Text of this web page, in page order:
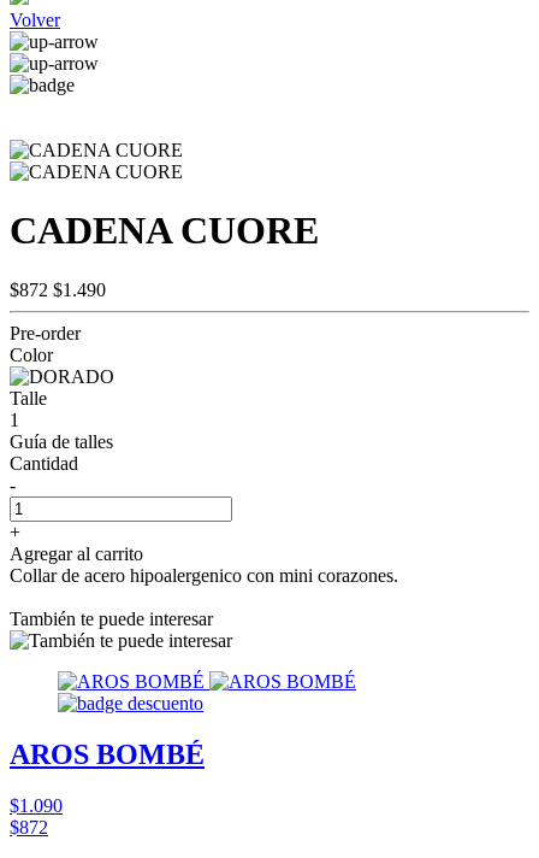
Volver
CADENA CUORE
$872 $1.490
Pre-order
Color
Talle
1
Guía de talles
Cantidad
-
+
Agregar al carrito
Collar de acero hipoalergenico con mini corazones.
También te puede interesar
AROS BOMBÉ
$1.090
$872